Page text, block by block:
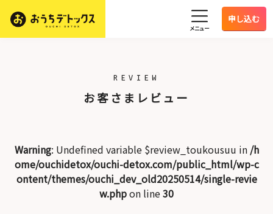
メニュー
申し込む
REVIEW
お客さまレビュー
Warning: Undefined variable $review_toukousuu in /h
ome/ouchidetox/ouchi-detox.com/public_html/wp-c
ontent/themes/ouchi_dev_old20250514/single-revie
w.phpon line30